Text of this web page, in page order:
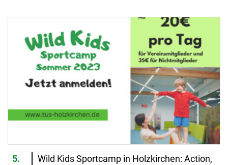
5.
Wild Kids Sportcamp in Holzkirchen: Action,